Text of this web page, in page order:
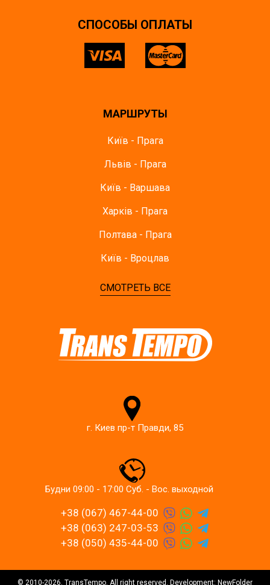
CПОСОБЫ ОПЛАТЫ
МАРШРУТЫ
Київ - Прага
Львів - Прага
Київ - Варшава
Харків - Прага
Полтава - Прага
Київ - Вроцлав
СМОТРЕТЬ ВСЕ
г. Киев пр-т Правди, 85
Будни 09:00 - 17:00 Суб. - Вос. выходной
+38 (067) 467-44-00
+38 (063) 247-03-53
+38 (050) 435-44-00
© 2010-2026. TransTempo. All right reserved. Development: NewFolder